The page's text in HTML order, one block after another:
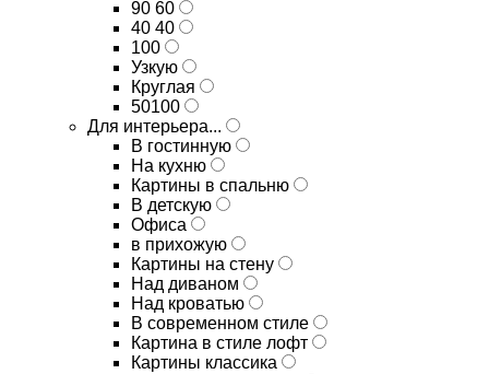
90 60
40 40
100
Узкую
Круглая
50100
Для интерьера...
В гостинную
На кухню
Картины в спальню
В детскую
Офиса
в прихожую
Картины на стену
Над диваном
Над кроватью
В современном стиле
Картина в стиле лофт
Картины классика